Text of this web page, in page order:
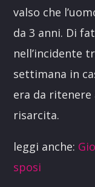
valso che
da 3 anni. Di
nell’incidente
settimana in
era da
risarcita.
leggi anche:
sposi